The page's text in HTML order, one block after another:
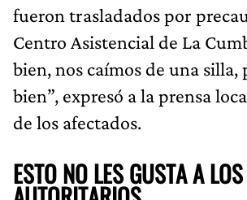
fueron trasladados por
Centro Asistencial de La
bien, nos caímos de una silla,
bien”, expresó a la prensa
de los afectados.
ESTO NO LES GUSTA A LOS